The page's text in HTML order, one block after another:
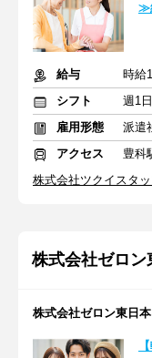
≫
給与
時給
シフト
週1
雇用形態
派遣
アクセス
豊科
株式会社ツクイスタ
株式会社ゼロン
株式会社ゼロン東日本